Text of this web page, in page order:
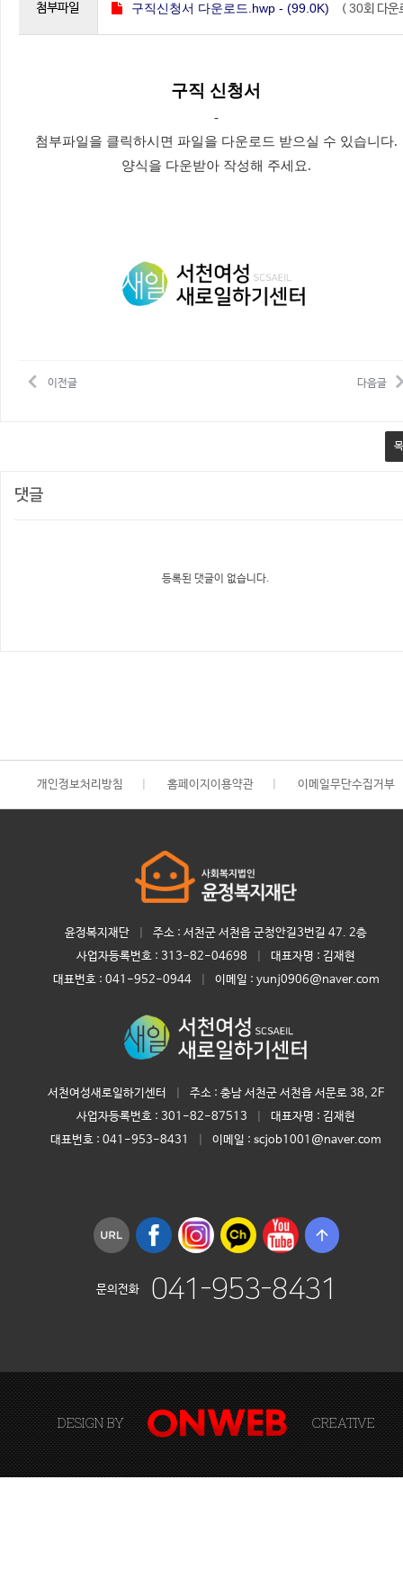
첨부파일 구직신청서 다운로드.hwp - (99.0K) ( 30회 다운
구직 신청서
-
첨부파일을 클릭하시면 파일을 다운로드 받으실 수 있습니다.
양식을 다운받아 작성해 주세요.
이전글 다음글
댓글
등록된 댓글이 없습니다.
개인정보처리방침 홈페이지이용약관 이메일무단수집거부
윤정복지재단
주소 : 서천군 서천읍 군청안길3번길 47. 2층
사업자등록번호 : 313-82-04698 대표자명 : 김재현
대표번호 : 041-952-0944 이메일 : yunj0906@naver.com
서천여성새로일하기센터
주소 : 충남 서천군 서천읍 서문로 38, 2F
사업자등록번호 : 301-82-87513 대표자명 : 김재현
대표번호 : 041-953-8431 이메일 : scjob1001@naver.com
arrow_upward
문의전화 041-953-8431
DESIGN BY CREATIVE